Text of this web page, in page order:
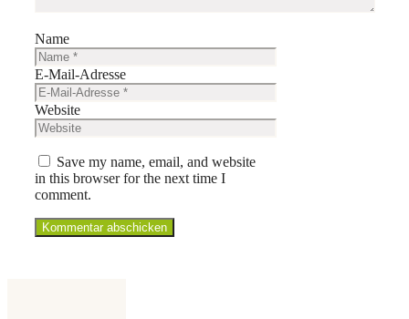
Name
E-Mail-Adresse
Website
Save my name, email, and website
in this browser for the next time I
comment.